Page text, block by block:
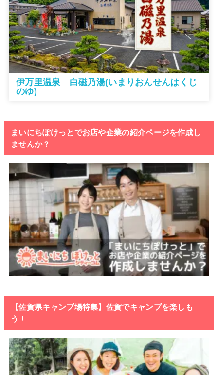
伊万里温泉 白磁乃湯(いまりおんせんはくじ
のゆ)
まいにちぽけっとでお店や企業の紹介ページを作成し
ませんか？
【佐賀県キャンプ場特集】佐賀でキャンプを楽しも
う！